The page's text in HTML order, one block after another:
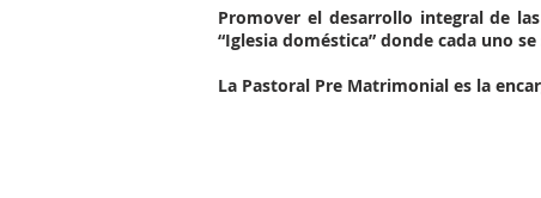
Promover el desarrollo integral de
“Iglesia doméstica” donde cada uno
La Pastoral Pre Matrimonial es la